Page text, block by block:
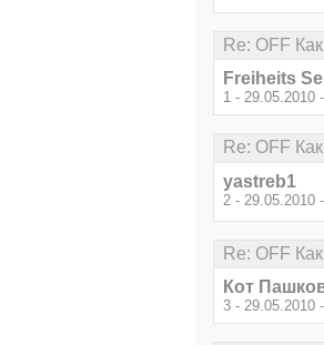
Re: OFF
Freiheits
1 - 29.05.2010
Re: OFF
yastreb1
2 - 29.05.2010
Re: OFF
Кот
3 - 29.05.2010